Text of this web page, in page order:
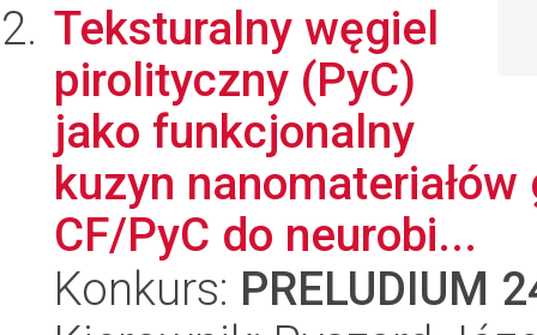
Teksturalny węgiel
pirolityczny (PyC)
jako funkcjonalny
kuzyn
CF/PyC do neurobi...
Konkurs: PRELUDIUM